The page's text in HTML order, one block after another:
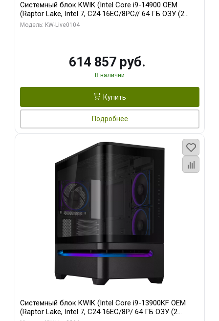
Системный блок KWIK (Intel Core i9-14900 OEM
(Raptor Lake, Intel 7, C24 16EC/8PC// 64 ГБ ОЗУ (2
модуля)/ Afox RTX4090 24GB GDDR6X 384-Bit 3xDP
Модель: KW-Live0104
614 857 руб.
В наличии
Купить
Подробнее
Системный блок KWIK (Intel Core i9-13900KF OEM
(Raptor Lake, Intel 7, C24 16EC/8P/ 64 ГБ ОЗУ (2